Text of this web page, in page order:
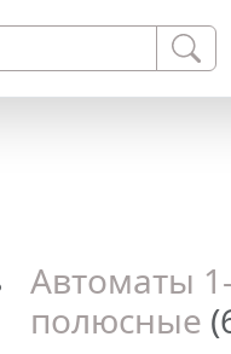
Автоматы 1-
полюсные